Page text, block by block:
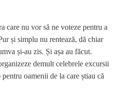
care nu vor să ne voteze pentru a
și simplu nu rentează, dă chiar
și-au zis. Și așa au făcut.
demult celebrele excursii
oamenii de la care știau că